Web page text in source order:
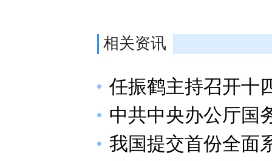
相关资讯
任振鹤主持召开十
中共中央办公厅国
我国提交首份全面